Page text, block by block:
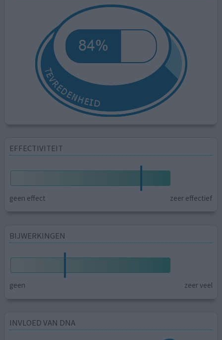
EFFECTIVITEIT
geen effect zeer effectief
BIJWERKINGEN
geen zeer veel
INVLOED VAN DNA